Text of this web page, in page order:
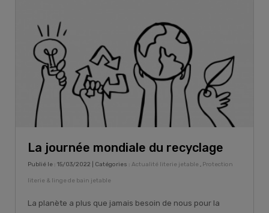
La journée mondiale du recyclage
Publié le : 15/03/2022 | Catégories : Actualité literie jetable , Protection
literie & linge de bain jetable
La planète a plus que jamais besoin de nous pour la